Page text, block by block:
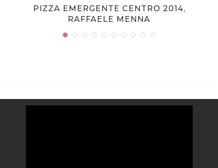
PIZZA EMERGENTE CENTRO 2014,
RAFFAELE MENNA